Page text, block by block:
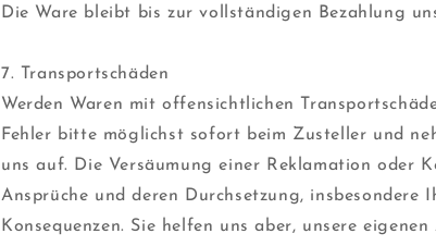
Die Ware bleibt bis zur vollständigen Bezahlung
7. Transportschäden
Werden Waren mit offensichtlichen
Fehler bitte möglichst sofort beim Zusteller und
uns auf. Die Versäumung einer Reklamation oder
Ansprüche und deren Durchsetzung, insbesondere
Konsequenzen. Sie helfen uns aber, unsere